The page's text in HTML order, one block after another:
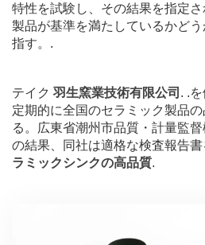
特性を試験し、その結果を指定さ
製品が基準を満たしているかど
指す。.
テイク 羽生窯業技術有限公司 . .
定期的に全国のセラミック製品
る。広東省潮州市品質・計量監
の結果、同社は適格な検査報告
ラミックシンクの高品質.